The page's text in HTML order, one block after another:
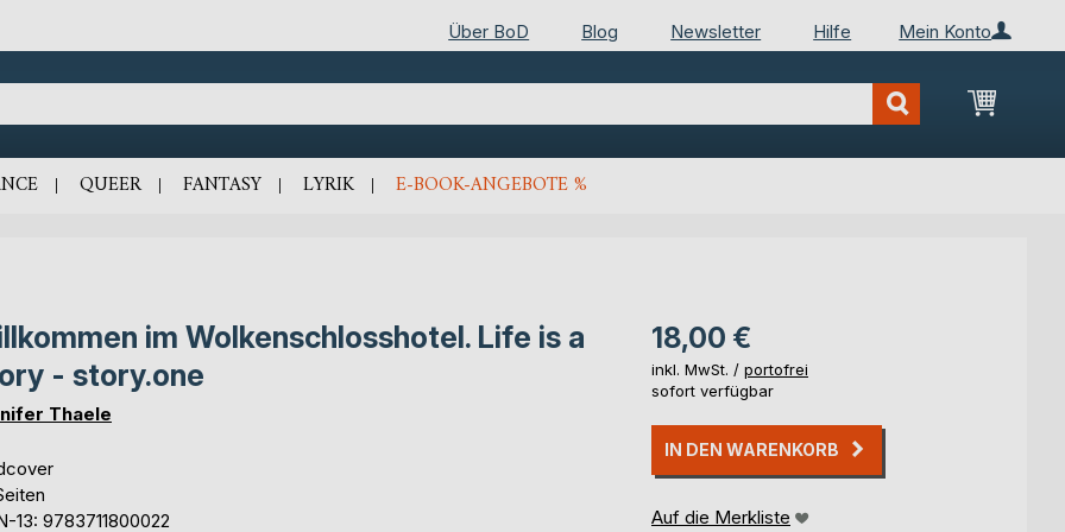
Mein Konto
Über BoD Blog Newsletter Hilfe
Mein
QUEER FANTASY LYRIK E-BOOK-ANGEBOTE %
im Wolkenschlosshotel. Life is a
- story.one
Thaele
13: 9783711800022
18,00 €
inkl. MwSt. / portofrei
sofort verfügbar
IN DEN WARENKORB
Auf die Merkliste